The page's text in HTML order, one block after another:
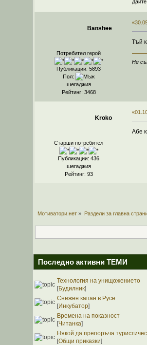
Banshee
Потребител герой
Публикации: 5893
Пол:
шегаджия
Рейтинг: 3468
Тъй
Не
Kroko
Старши потребител
Публикации: 436
шегаджия
Рейтинг: 93
Абе
Мотиватори.нет » Раздели за главна
Последно активни ТЕМИ
Технология на унищожението
[Будилник]
Снежен капан в Русе
[Инкубатор]
Времена на показност
[Читанка]
Някой да препоръча
[Общи приказки]